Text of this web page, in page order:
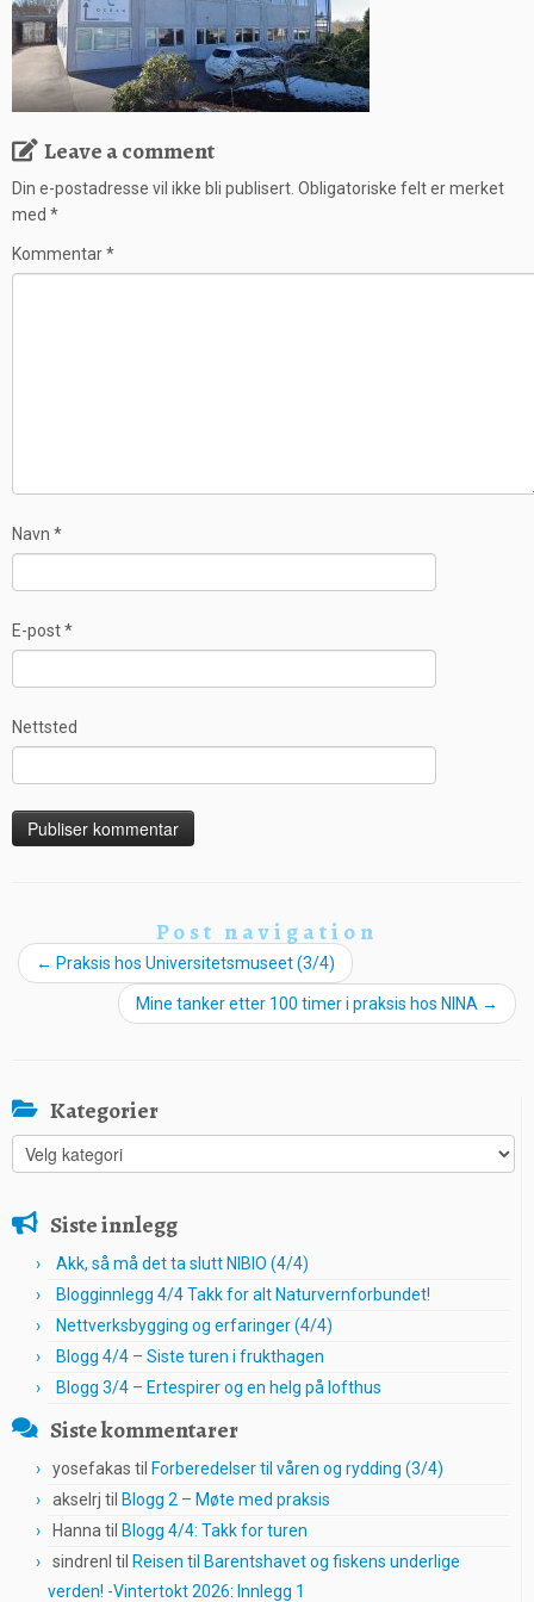
Leave a comment
Din e-postadresse vil ikke bli publisert. Obligatoriske felt er merket
med *
Kommentar*
Navn *
E-post*
Nettsted
Post navigation
← Praksis hos Universitetsmuseet (3/4)
Mine tanker etter 100 timer i praksis hos NINA →
Kategorier
Kategorier
Siste innlegg
Akk, så må det ta slutt NIBIO (4/4)
Blogginnlegg 4/4 Takk for alt Naturvernforbundet!
Nettverksbygging og erfaringer (4/4)
Blogg 4/4 – Siste turen i frukthagen
Blogg 3/4 – Ertespirer og en helg på lofthus
Siste kommentarer
yosefakas til Forberedelser til våren og rydding (3/4)
akselrj til Blogg 2 – Møte med praksis
Hanna til Blogg 4/4: Takk for turen
sindrenl til Reisen til Barentshavet og fiskens underlige
verden! -Vintertokt 2026: Innlegg 1